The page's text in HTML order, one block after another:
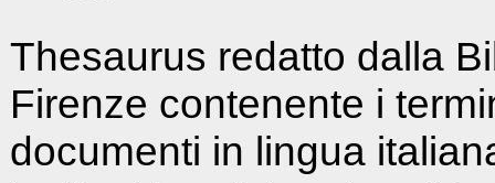
Thesaurus redatto dalla
Firenze contenente i
documenti in lingua